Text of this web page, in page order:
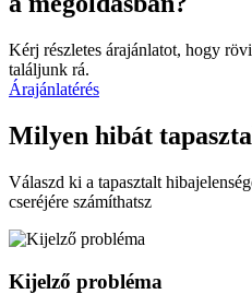
Kérj részletes árajánlatot, hogy
találjunk rá.
Árajánlatérés
Milyen hibát
Válaszd ki a tapasztalt
cseréjére számíthatsz
Kijelző probléma